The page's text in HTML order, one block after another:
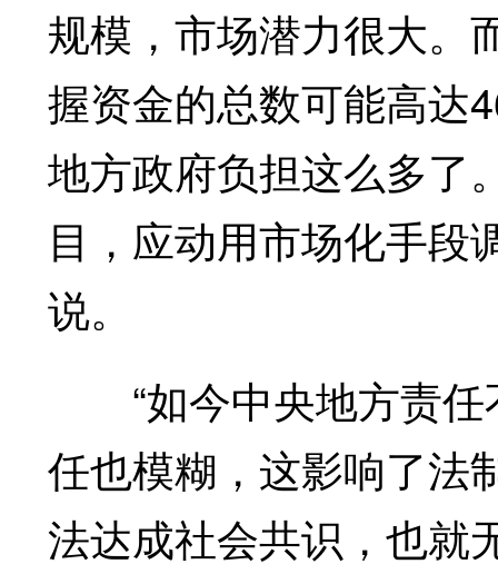
规模，市场潜力很大。
握资金的总数可能高达
地方政府负担这么多了
目，应动用市场化手段
说。
“如今中央地方责任
任也模糊，这影响了法
法达成社会共识，也就